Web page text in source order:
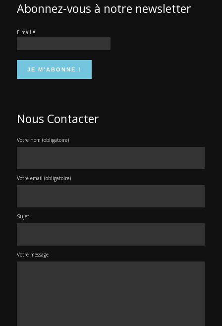
Abonnez-vous à notre newsletter
E-mail *
Nous Contacter
Votre nom (obligatoire)
Votre email (obligatoire)
Sujet
Votre message